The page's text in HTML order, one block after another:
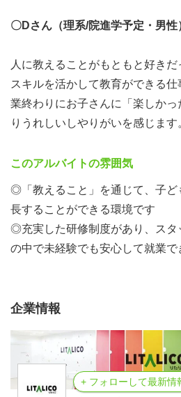
〇Dさん（理系/院進学予定・男性
人に教えることがもともと好き
スキルを活かして教育ができる
業終わりにお子さんに「楽しか
りうれしいしやりがいを感じます
このアルバイトの雰囲気
◎「教えること」を通じて、子ど
長することができる環境です
◎充実した研修制度があり、スタ
の中で未経験でも安心して就業で
企業情報
+ フォローして最新情